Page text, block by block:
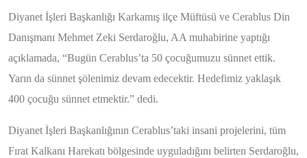
Diyanet İşleri Başkanlığı Karkamış ilçe Müftüsü ve Cerablus Din
Danışmanı Mehmet Zeki Serdaroğlu, AA muhabirine yaptığı
açıklamada, “Bugün Cerablus’ta 50 çocuğumuzu sünnet ettik.
Yarın da sünnet şölenimiz devam edecektir. Hedefimiz yaklaşık
400 çocuğu sünnet etmektir.” dedi.
Diyanet İşleri Başkanlığının Cerablus’taki insani projelerini, tüm
Fırat Kalkanı Harekatı bölgesinde uyguladığını belirten Serdaroğlu,